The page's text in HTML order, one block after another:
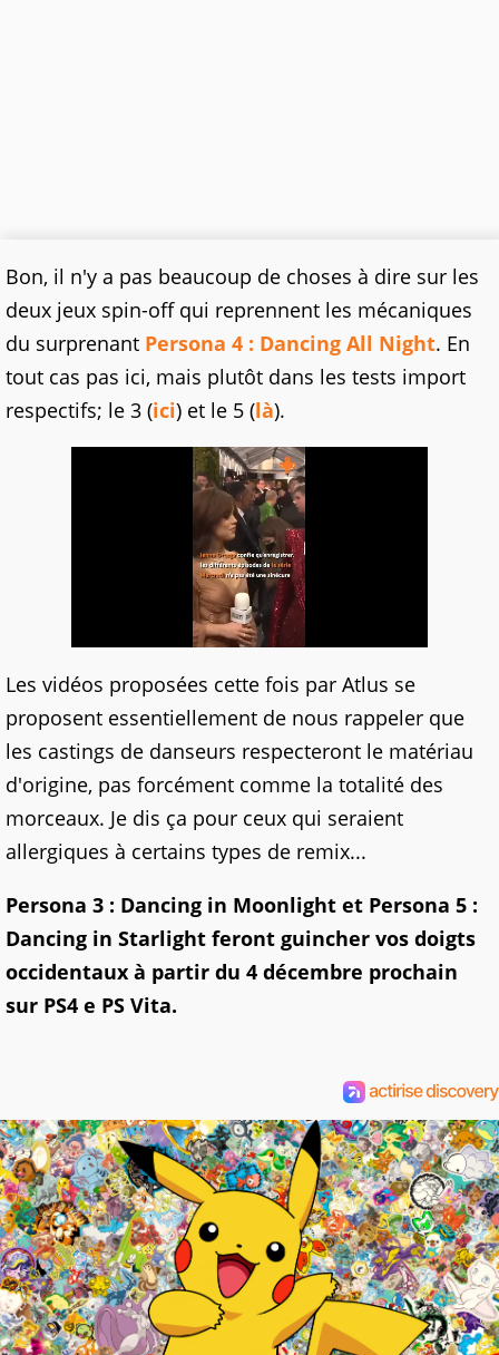
Bon, il n'y a pas beaucoup de choses à dire sur les
deux jeux spin-off qui reprennent les mécaniques
du surprenant Persona 4 : Dancing All Night. En
tout cas pas ici, mais plutôt dans les tests import
respectifs; le 3 (ici) et le 5 (là).
Les vidéos proposées cette fois par Atlus se
proposent essentiellement de nous rappeler que
les castings de danseurs respecteront le matériau
d'origine, pas forcément comme la totalité des
morceaux. Je dis ça pour ceux qui seraient
allergiques à certains types de remix...
Persona 3 : Dancing in Moonlight et Persona 5 :
Dancing in Starlight feront guincher vos doigts
occidentaux à partir du 4 décembre prochain
sur PS4 e PS Vita.